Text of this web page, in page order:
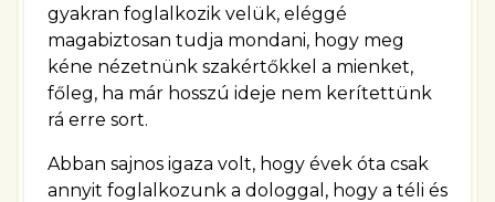
gyakran foglalkozik velük, eléggé
magabiztosan tudja mondani, hogy meg
kéne nézetnünk szakértőkkel a mienket,
főleg, ha már hosszú ideje nem kerítettünk
rá erre sort.
Abban sajnos igaza volt, hogy évek óta csak
annyit foglalkozunk a dologgal, hogy a téli és